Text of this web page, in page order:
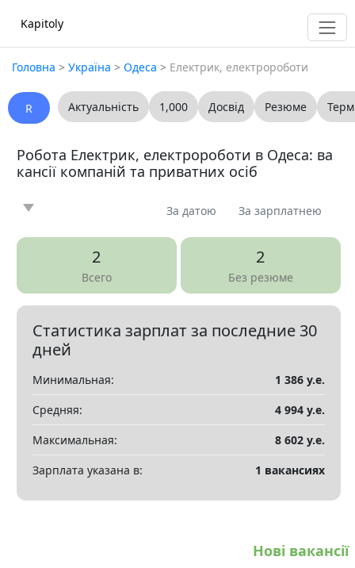
Kapitoly
Головна > Україна > Одеса > Електрик, електророботи
R Актуальність 1,000 Досвід Резюме
Робота Електрик, електророботи в Одеса: ва
кансії компаній та приватних осіб
Новина 0 Стаття 0 Пропоную 0 Шукаю 0
0 0
Показать все разделы▼
За датою За зарплатнею
2
Всего
2
Без резюме
Статистика зарплат за последние 30
дней
Минимальная:
1 386 у.е.
Средняя:
4 994 у.е.
Максимальная:
8 602 у.е.
Зарплата указана в:
1 вакансиях
Нові вакансії